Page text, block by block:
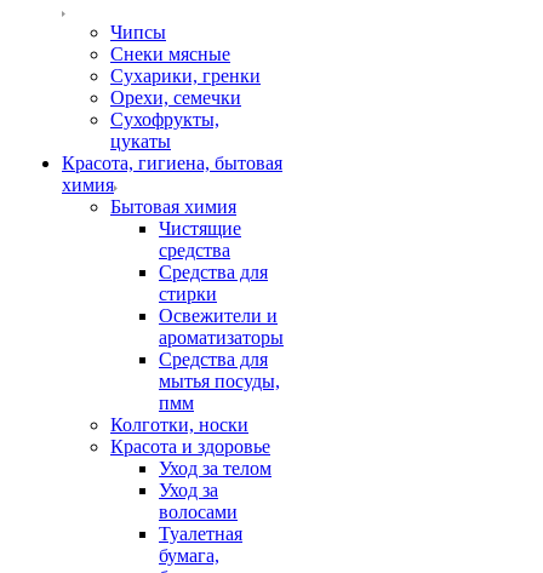
Чипсы
Снеки мясные
Сухарики, гренки
Орехи, семечки
Сухофрукты,
цукаты
Красота, гигиена, бытовая
химия
Бытовая химия
Чистящие
средства
Средства для
стирки
Освежители и
ароматизаторы
Средства для
мытья посуды,
пмм
Колготки, носки
Красота и здоровье
Уход за телом
Уход за
волосами
Туалетная
бумага,